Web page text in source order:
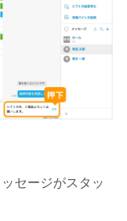
セージがスタッ